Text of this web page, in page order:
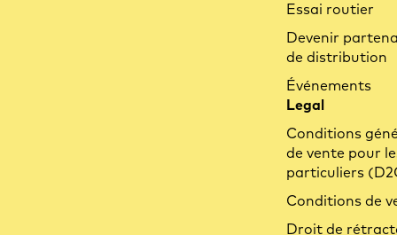
Essai routier
Devenir
de distribution
Événements
Legal
Conditions
de vente pour
particuliers
Conditions de
Droit de